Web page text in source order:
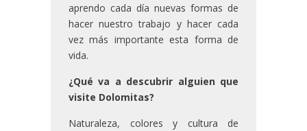
aprendo cada día nuevas formas de
hacer nuestro trabajo y hacer cada
vez más importante esta forma de
vida.
¿Qué va a descubrir alguien que
visite Dolomitas?
Naturaleza, colores y cultura de